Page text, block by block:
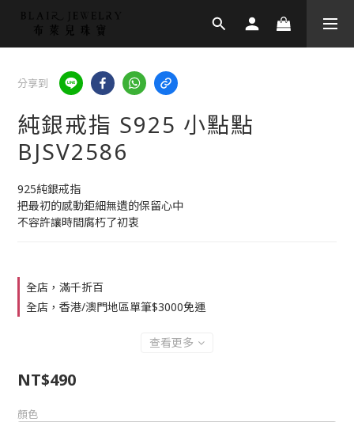
分享到
純銀戒指 S925 小點點
BJSV2586
925純銀戒指
把最初的感動鉅細無遺的保留心中
不容許讓時間腐朽了初衷
全店，滿千折百
全店，香港/澳門地區單筆$3000免運
查看更多
NT$490
顏色